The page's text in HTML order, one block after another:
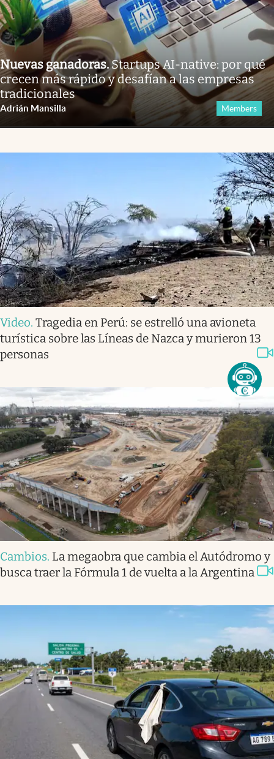
Nuevas ganadoras.Startups AI-native: por qué
crecen más rápido y desafían a las empresas
tradicionales
Adrián Mansilla Members
Video. Tragedia en Perú: se estrelló una avioneta
turística sobre las Líneas de Nazca y murieron 13
personas
Cambios. La megaobra que cambia el Autódromo y
busca traer la Fórmula 1 de vuelta a la Argentina